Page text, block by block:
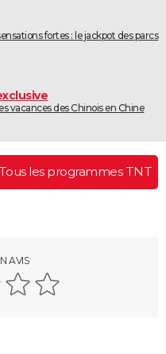
fortes : le jackpot des parcs
vacances des Chinois en Chine
Tous les programmes TNT
AVIS